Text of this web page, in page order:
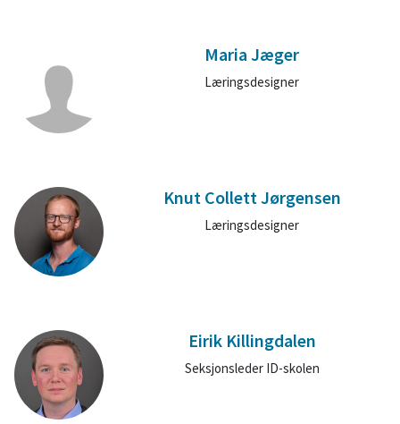
Maria Jæger
Læringsdesigner
Knut Collett Jørgensen
Læringsdesigner
Eirik Killingdalen
Seksjonsleder ID-skolen